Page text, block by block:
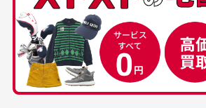
30代男性
中古ゴルフウェアの
品揃えがすごい
安心
を買
当店では商品の管理には細心の注
すが、経年により素材の劣化やパ
生じている場合がございます。
銀行振込（前払い）